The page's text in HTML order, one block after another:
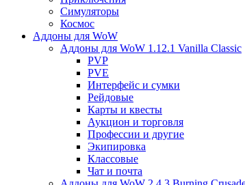
Симуляторы
Космос
Аддоны для WoW
Аддоны для WoW 1.12.1 Vanilla Classic
PVP
PVE
Интерфейс и сумки
Рейдовые
Карты и квесты
Аукцион и торговля
Профессии и другие
Экипировка
Классовые
Чат и почта